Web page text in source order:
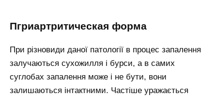
Пгриартритическая форма
При різновиди даної патології в процес запалення
залучаються сухожилля і бурси, а в самих
суглобах запалення може і не бути, вони
залишаються інтактними. Частіше уражається